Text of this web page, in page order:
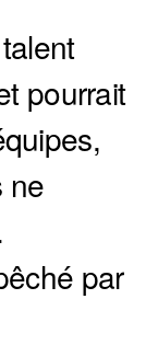
pourrait
ne
par